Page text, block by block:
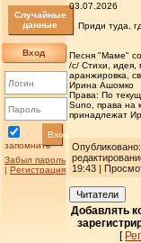
Случайные
данные
Вход
запомнить
Вход
Забыл пароль
| Регистрация
03.07.2026
Приди туда,
Песня "Маме"
/c/ Стихи, идея,
аранжировка,
Ирина Ашомко
Права: По
Suno, права на
принадлежат
19:43 |
Читатели
Добавлять
[